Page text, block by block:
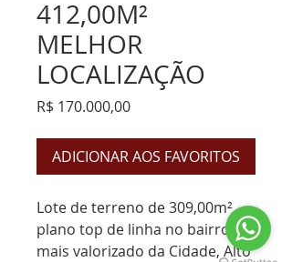
412,00M²
MELHOR
LOCALIZAÇÃO
R$ 170.000,00Preço
ADICIONAR AOS FAVORITOS
Lote de terreno de 309,00m²
plano top de linha no bairro
mais valorizado da Cidade, Alto